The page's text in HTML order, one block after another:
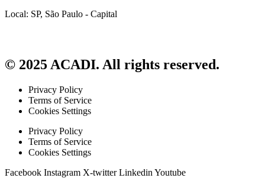
Local: SP, São Paulo - Capital
© 2025 ACADI. All rights reserved.
Privacy Policy
Terms of Service
Cookies Settings
Privacy Policy
Terms of Service
Cookies Settings
Facebook Instagram X-twitter Linkedin Youtube